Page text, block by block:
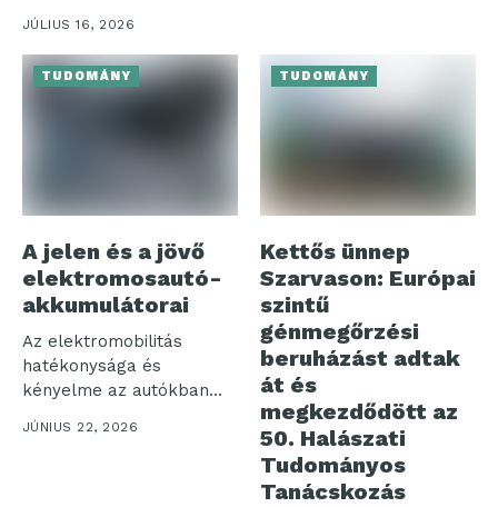
sokan negatív
jelenségként tekintenek...
JÚLIUS 16, 2026
TUDOMÁNY
A jelen és a jövő
elektromosautó-
akkumulátorai
Az elektromobilitás
hatékonysága és
kényelme az autókban
használt
akkumulátorcsomagokon
JÚNIUS 22, 2026
TUDOMÁNY
Kettős ünnep
Szarvason: Európai
szintű
génmegőrzési
beruházást adtak
át és
megkezdődött az
50. Halászati
Tudományos
Tanácskozás